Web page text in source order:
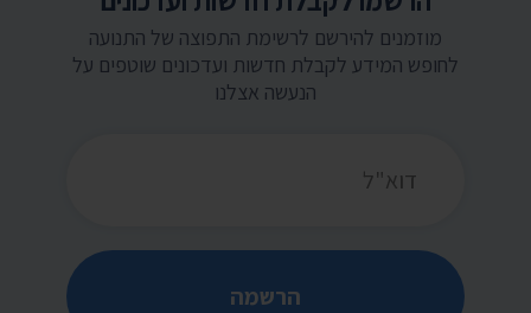
מוזמנים להירשם לרשימת התפוצה של התנועה
לחופש המידע לקבלת חדשות ועדכונים שוטפים על
הנעשה אצלנו
הרשמה